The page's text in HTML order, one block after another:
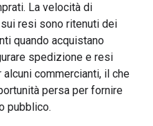
La velocità di
resi sono ritenuti dei
quando acquistano
spedizione e resi
commercianti, il che
persa per fornire
pubblico.